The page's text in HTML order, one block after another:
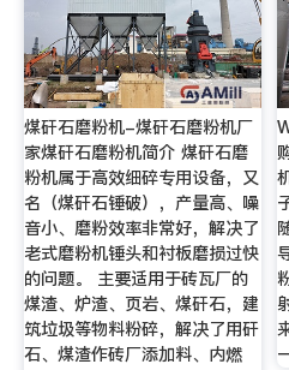
煤矸石磨粉机-煤矸石磨粉机厂
家煤矸石磨粉机简介 煤矸石磨
粉机属于高效细碎专用设备，又
名（煤矸石锤破），产量高、噪
音小、磨粉效率非常好，解决了
老式磨粉机锤头和衬板磨损过快
的问题。 主要适用于砖瓦厂的
煤渣、炉渣、页岩、煤矸石，建
筑垃圾等物料粉碎，解决了用矸
石、煤渣作砖厂添加料、内燃